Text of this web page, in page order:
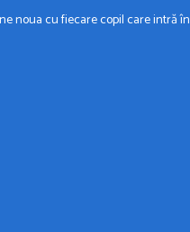
noua cu fiecare copil care intră în